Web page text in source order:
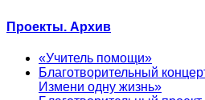
Проекты. Архив
«Учитель помощи»
Благотворительный
Измени одну жизнь»